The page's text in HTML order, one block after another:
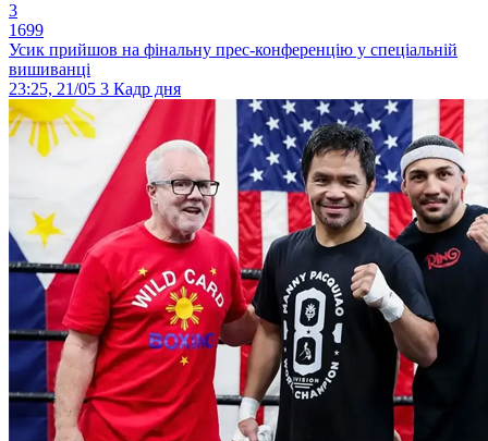
3
1699
Усик прийшов на фінальну прес-конференцію у спеціальній
вишиванці
23:25, 21/05 3 Кадр дня